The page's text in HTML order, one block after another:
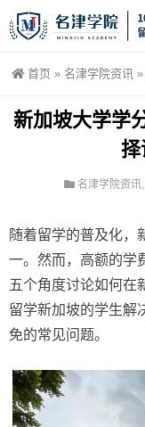
首页 » 名津学院资讯 »
新加坡大学学
择
名津学院资讯,
随着留学的普及化，
一。然而，高额的学
五个角度讨论如何在
留学新加坡的学生解
免的常见问题。